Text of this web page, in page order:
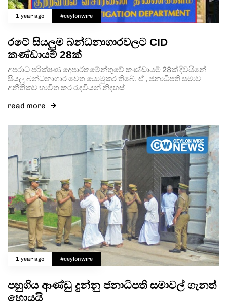
1 year ago #ceylonwire
රටේ සියලුම බන්ධනාගාරවලට CID
කණ්ඩායම් 28ක්
අපරාධ පරික්ෂණ දෙපාර්තමේන්තුවේ කණ්ඩායම් 28ක් දිවයිනේ
සියලු බන්ධනාගාර වෙත යොමුකර තිබේ. ඒ , ජනාධිපති සමාව
අනීතිකව භාවිත කර රැඳවියන් නිදහස්
read more
1 year ago #ceylonwire
පහුගිය ආණ්ඩු දුන්නු ජනාධිපති සමාවල් ගැනත්
හොයයි